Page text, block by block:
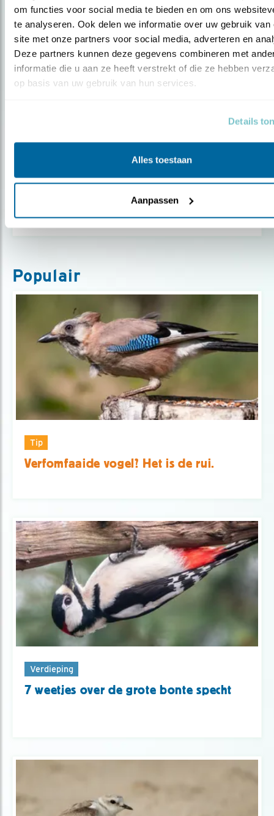
om functies voor social media te bieden en om ons
te analyseren. Ook delen we informatie over uw gebruik van
site met onze partners voor social media, adverteren en
Deze partners kunnen deze gegevens combineren met
informatie die u aan ze heeft verstrekt of die ze hebben
op basis van uw gebruik van hun services.
Details
Alles toestaan
Aanpassen
Tel mee én maak het verschil
Populair
Tip
Verfomfaaide vogel? Het is de rui.
Verdieping
7 weetjes over de grote bonte specht